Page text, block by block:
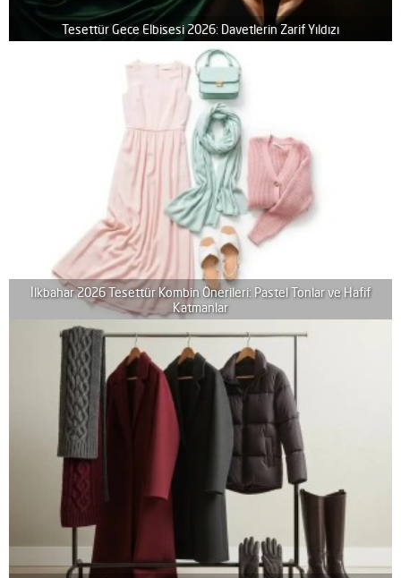
Tesettür Gece Elbisesi 2026: Davetlerin Zarif Yıldızı
İlkbahar 2026 Tesettür Kombin Önerileri: Pastel Tonlar ve Hafif
Katmanlar